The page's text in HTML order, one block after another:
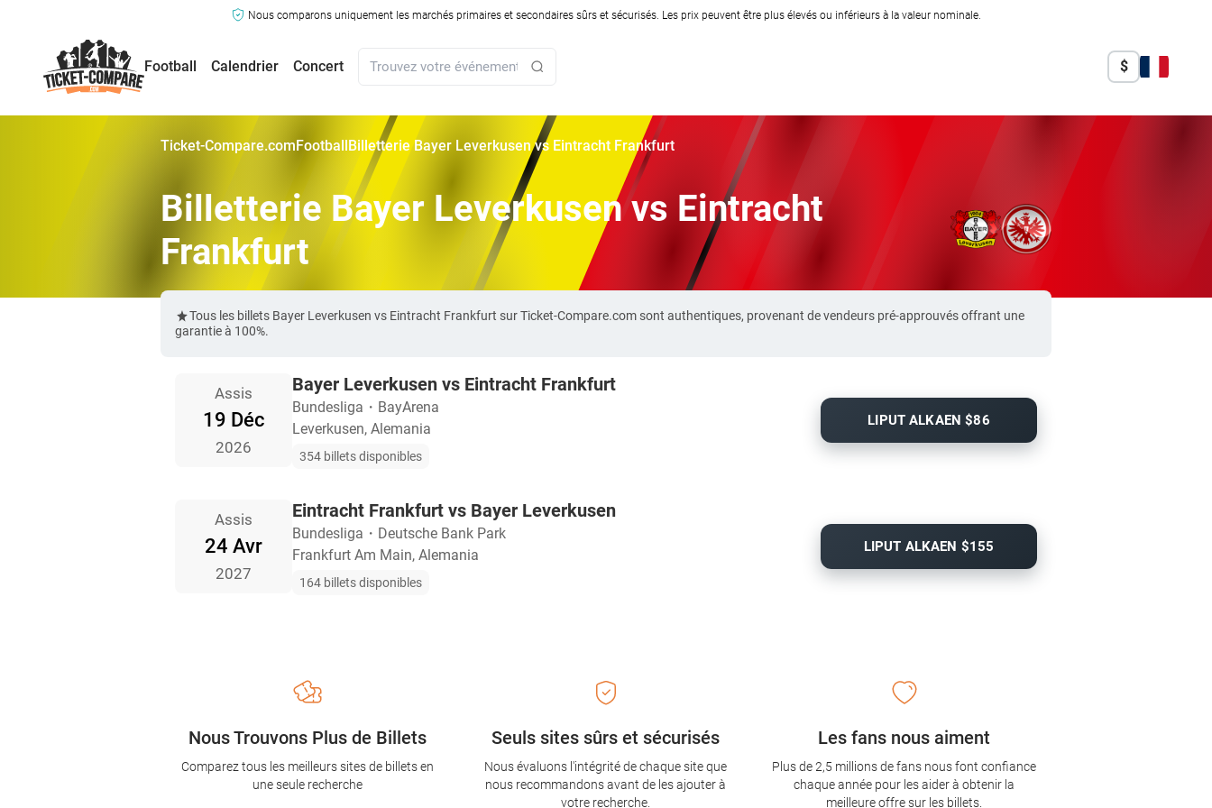
Nous comparons uniquement les marchés primaires et secondaires sûrs et sécurisés. Les prix peuvent être plus élevés ou inférieurs à la valeur nominale.
Football Calendrier Concert $
Ticket-Compare.comFootballBilletterie Bayer Leverkusen vs Eintracht Frankfurt
Billetterie Bayer Leverkusen vs Eintracht
Frankfurt
Tous les billets Bayer Leverkusen vs Eintracht Frankfurt sur Ticket-Compare.com sont authentiques, provenant de vendeurs pré-approuvés offrant une
garantie à 100%.
Assis
19 Déc
2026
Bayer Leverkusen vs Eintracht Frankfurt
Bundesliga ・ BayArena
Leverkusen, Alemania
354 billets disponibles
LIPUT ALKAEN $86
Assis
24 Avr
2027
Eintracht Frankfurt vs Bayer Leverkusen
Bundesliga ・ Deutsche Bank Park
Frankfurt Am Main, Alemania
164 billets disponibles
LIPUT ALKAEN $155
Seuls sites sûrs et sécurisés
Nous évaluons l'intégrité de chaque site que
nous recommandons avant de les ajouter à
votre recherche.
Nous Trouvons Plus de Billets
Comparez tous les meilleurs sites de billets en
une seule recherche
Les fans nous aiment
Plus de 2,5 millions de fans nous font confiance
chaque année pour les aider à obtenir la
meilleure offre sur les billets.